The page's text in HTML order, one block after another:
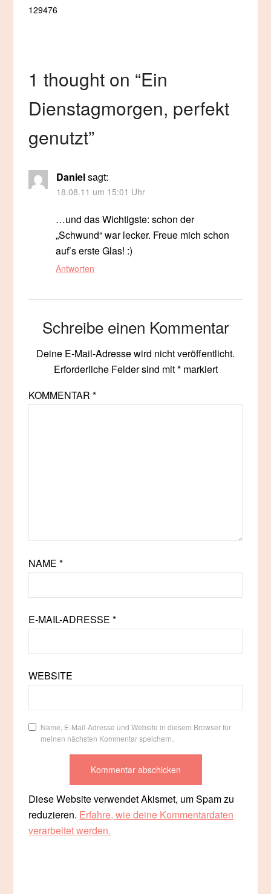
129476
1 thought on “Ein
Dienstagmorgen, perfekt
genutzt”
Danielsagt:
18.08.11 um 15:01 Uhr
…und das Wichtigste: schon der
„Schwund“ war lecker. Freue mich schon
auf’s erste Glas! :)
Antworten
Schreibe einen Kommentar
Deine E-Mail-Adresse wird nicht veröffentlicht.
Erforderliche Felder sind mit*markiert
KOMMENTAR*
NAME*
E-MAIL-ADRESSE*
WEBSITE
Name, E-Mail-Adresse und Website in diesem Browser für
meinen nächsten Kommentar speichern.
Diese Website verwendet Akismet, um Spam zu
reduzieren. Erfahre, wie deine Kommentardaten
verarbeitet werden.